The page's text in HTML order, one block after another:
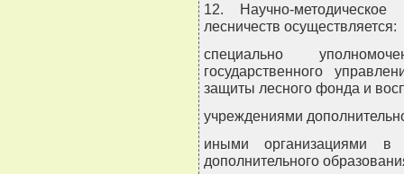
12. Научно-методическое
лесничеств осуществляется:
специально
государственного
защиты лесного фонда и
учреждениями
иными организациями
дополнительного